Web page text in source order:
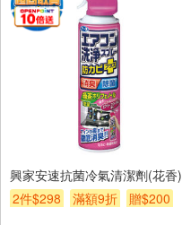
興家安速抗菌冷氣清潔劑(花香)
2件$298
滿額9折 贈$200